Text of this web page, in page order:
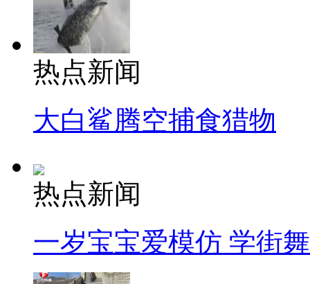
热点新闻
大白鲨腾空捕食猎物
热点新闻
一岁宝宝爱模仿 学街